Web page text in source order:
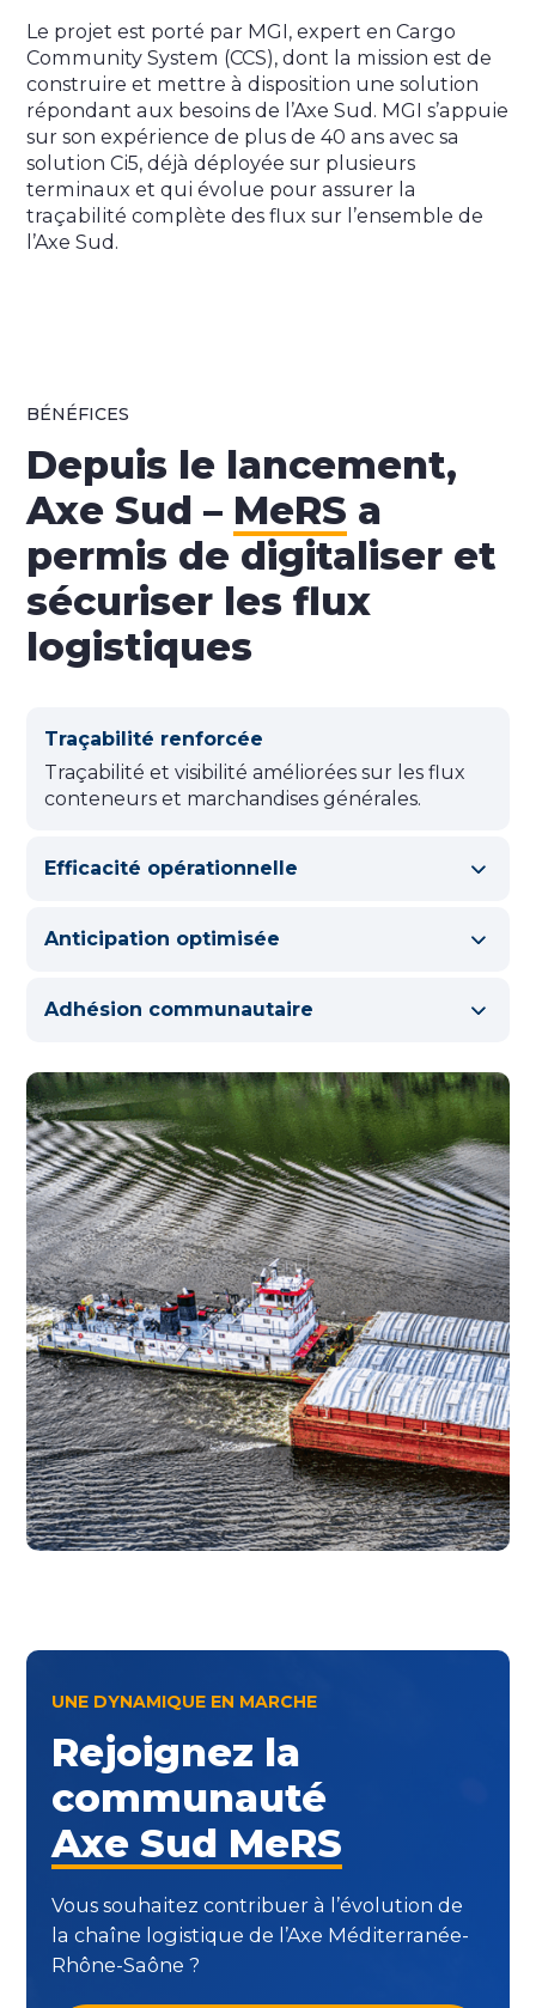
Le projet est porté par MGI, expert en Cargo
Community System (CCS), dont la mission est de
construire et mettre à disposition une solution
répondant aux besoins de l’Axe Sud. MGI s’appuie
sur son expérience de plus de 40 ans avec sa
solution Ci5, déjà déployée sur plusieurs
terminaux et qui évolue pour assurer la
traçabilité complète des flux sur l’ensemble de
l’Axe Sud.
BÉNÉFICES
Depuis le lancement,
Axe Sud – MeRS a
permis de digitaliser et
sécuriser les flux
logistiques
Traçabilité renforcée
Traçabilité et visibilité améliorées sur les flux
conteneurs et marchandises générales.
Efficacité opérationnelle
Anticipation optimisée
Adhésion communautaire
UNE DYNAMIQUE EN MARCHE
Rejoignez la
communauté
Axe Sud MeRS
Vous souhaitez contribuer à l’évolution de
la chaîne logistique de l’Axe Méditerranée-
Rhône-Saône ?